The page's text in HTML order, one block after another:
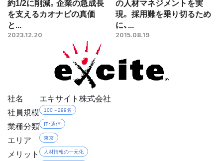
約1/2に削減。企業の急成長
を支えるカオナビの真価
と...
2023.12.20
の人材マネジメントを実
現。 採用難を乗り切るため
に、...
2015.08.19
社名
エキサイト株式会社
社員規模
100～299名
業種分類 IT・通信
エリア 東京
メリット 人材情報の一元化